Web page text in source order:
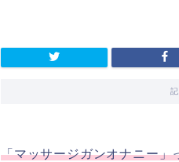
「マッサージガンオナニー」